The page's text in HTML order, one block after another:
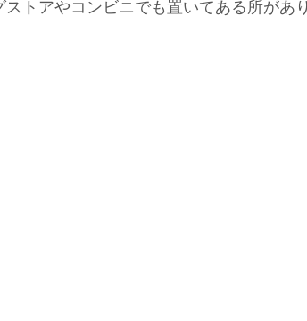
ストアやコンビニでも置いてある所があ